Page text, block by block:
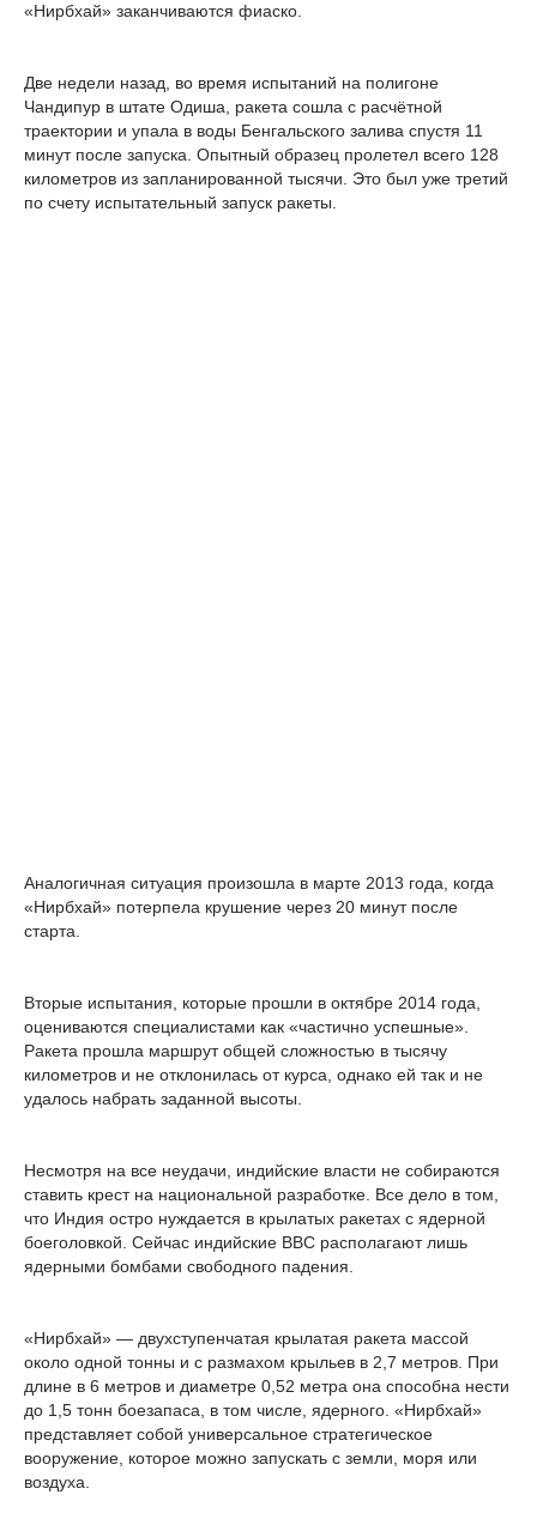
«Нирбхай» заканчиваются фиаско.
Две недели назад, во время испытаний на полигоне
Чандипур в штате Одиша, ракета сошла с расчётной
траектории и упала в воды Бенгальского залива спустя 11
минут после запуска. Опытный образец пролетел всего 128
километров из запланированной тысячи. Это был уже третий
по счету испытательный запуск ракеты.
Аналогичная ситуация произошла в марте 2013 года, когда
«Нирбхай» потерпела крушение через 20 минут после
старта.
Вторые испытания, которые прошли в октябре 2014 года,
оцениваются специалистами как «частично успешные».
Ракета прошла маршрут общей сложностью в тысячу
километров и не отклонилась от курса, однако ей так и не
удалось набрать заданной высоты.
Несмотря на все неудачи, индийские власти не собираются
ставить крест на национальной разработке. Все дело в том,
что Индия остро нуждается в крылатых ракетах с ядерной
боеголовкой. Сейчас индийские ВВС располагают лишь
ядерными бомбами свободного падения.
«Нирбхай» — двухступенчатая крылатая ракета массой
около одной тонны и с размахом крыльев в 2,7 метров. При
длине в 6 метров и диаметре 0,52 метра она способна нести
до 1,5 тонн боезапаса, в том числе, ядерного. «Нирбхай»
представляет собой универсальное стратегическое
вооружение, которое можно запускать с земли, моря или
воздуха.